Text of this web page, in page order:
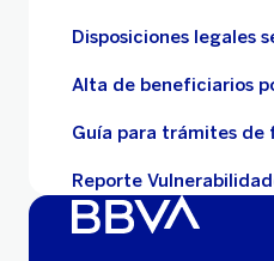
Disposiciones legales
Alta de beneficiarios
Guía para trámites de
Reporte